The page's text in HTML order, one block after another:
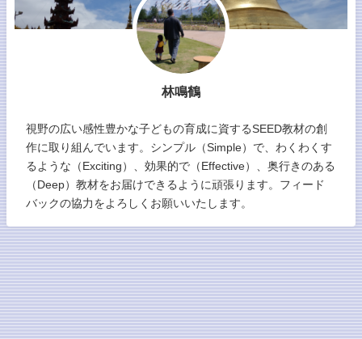
林鳴鶴
視野の広い感性豊かな子どもの育成に資するSEED教材の創
作に取り組んでいます。シンプル（Simple）で、わくわくす
るような（Exciting）、効果的で（Effective）、奥行きのある
（Deep）教材をお届けできるように頑張ります。フィード
バックの協力をよろしくお願いいたします。